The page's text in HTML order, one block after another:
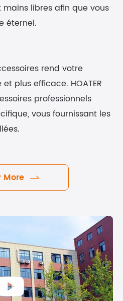
libres afin que vous
éternel.
rend votre
plus efficace. HOATER
professionnels
vous fournissant les
More 